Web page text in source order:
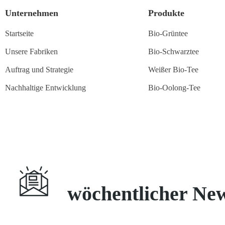
Unternehmen
Startseite
Unsere Fabriken
Auftrag und Strategie
Nachhaltige Entwicklung
Produkte
Bio-Grüntee
Bio-Schwarztee
Weißer Bio-Tee
Bio-Oolong-Tee
wöchentlicher